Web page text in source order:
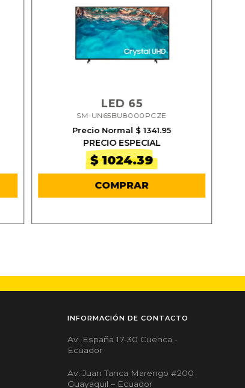
LED 65
SM-UN65BU8000PCZE
Precio Normal $ 1341.95
PRECIO ESPECIAL
$ 1024.39
COMPRAR
INFORMACIÓN DE CONTACTO
Av. España 17-30 Cuenca -
Ecuador
Av. Juan Tanca Marengo #200
Guayaquil – Ecuador